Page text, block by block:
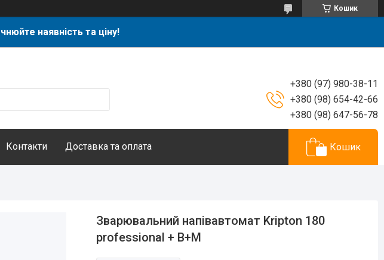
Кошик
наявність та ціну!
+380 (97) 980-38-11
+380 (98) 654-42-66
+380 (98) 647-56-78
Контакти Доставка та оплата Кошик
Зварювальний напівавтомат Kripton 180
professional + B+M